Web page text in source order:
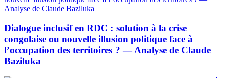
Dialogue inclusif en RDC : solution à la crise
congolaise ou nouvelle illusion politique face à
l’occupation des territoires ? — Analyse de Claude
Baziluka